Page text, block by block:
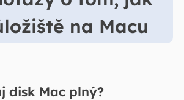
na Macu
disk Mac plný?